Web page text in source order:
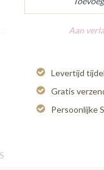
Aan
Levertijd
Gratis
Persoonlijke